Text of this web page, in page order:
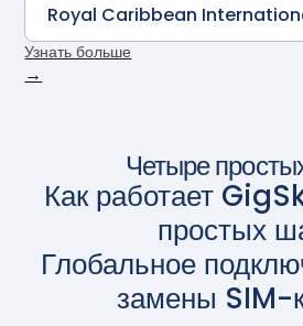
Royal Caribbean
Узнать больше
→
Четыре
Как работает
простых
Глобальное
замены SIM-